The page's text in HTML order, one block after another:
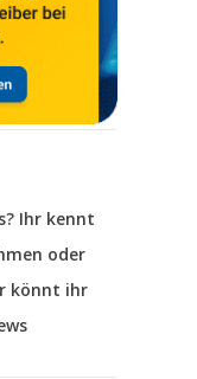
Ihr kennt
oder
könnt ihr